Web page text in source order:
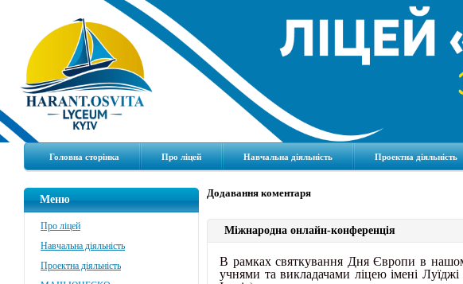
Головна сторінка Про ліцей Навчальна діяльність Проектна діяльність
Меню
Про ліцей
Навчальна діяльність
Проектна діяльність
Додавання коментаря
Міжнародна онлайн-конференція
В рамках святкування Дня Європи в
учнями та викладачами ліцею імені